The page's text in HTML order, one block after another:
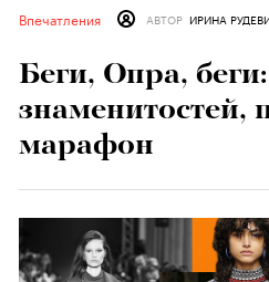
Впечатления АВТОР ИРИНА
Беги, Опра,
знаменитостей,
марафон